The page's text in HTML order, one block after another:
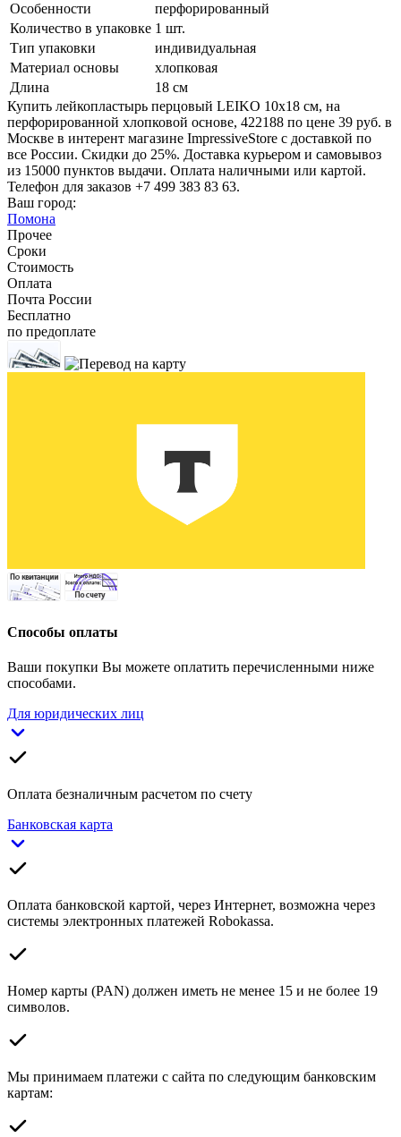
Особенности
перфорированный
Количество в упаковке 1 шт.
Тип упаковки
индивидуальная
Материал основы
хлопковая
Длина
18 см
Купить лейкопластырь перцовый LEIKO 10х18 см, на
перфорированной хлопковой основе, 422188 по цене 39 руб. в
Москве в интерент магазине ImpressiveStore с доставкой по
все России. Скидки до 25%. Доставка курьером и самовывоз
из 15000 пунктов выдачи. Оплата наличными или картой.
Телефон для заказов +7 499 383 83 63.
Ваш город:
Помона
Прочее
Сроки
Стоимость
Оплата
Почта России
Бесплатно
по предоплате
Способы оплаты
Ваши покупки Вы можете оплатить перечисленными ниже
способами.
Для юридических лиц
Оплата безналичным расчетом по счету
Банковская карта
Оплата банковской картой, через Интернет, возможна через
системы электронных платежей Robokassa.
Номер карты (PAN) должен иметь не менее 15 и не более 19
символов.
Мы принимаем платежи с сайта по следующим банковским
картам: